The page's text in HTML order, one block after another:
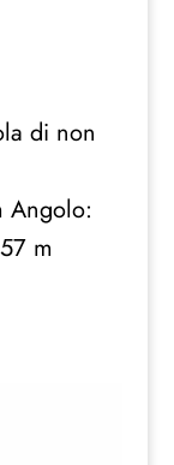
di non
Angolo:
m